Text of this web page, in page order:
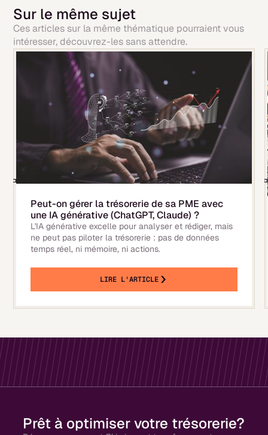
Sur le même sujet
Ces articles sur la même thématique pourraient vous
intéresser, découvrez-les sans attendre.
Peut-on gérer la trésorerie de sa PME avec
une IA générative (ChatGPT, Claude) ?
L'IA générative excelle pour analyser et rédiger, mais
ne peut pas piloter la trésorerie : pas de données
temps réel, ni mémoire, ni actions.
LIRE L'ARTICLE
Prêt à optimiser votre trésorerie?